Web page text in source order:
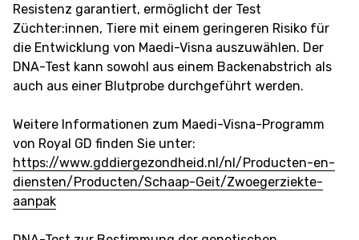
Resistenz garantiert, ermöglicht der Test
Züchter:innen, Tiere mit einem geringeren Risiko für
die Entwicklung von Maedi-Visna auszuwählen. Der
DNA-Test kann sowohl aus einem Backenabstrich als
auch aus einer Blutprobe durchgeführt werden.
Weitere Informationen zum Maedi-Visna-Programm
von Royal GD finden Sie unter:
https://www.gddiergezondheid.nl/nl/Producten-en-
diensten/Producten/Schaap-Geit/Zwoegerziekte-
aanpak